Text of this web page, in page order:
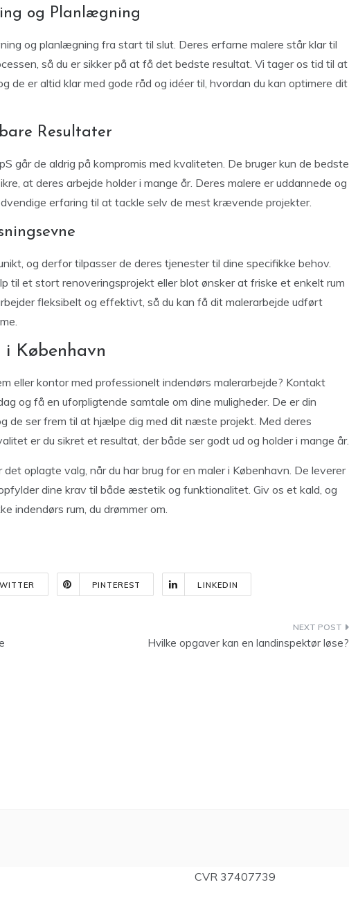
og Planlægning
og planlægning fra start til slut. Deres erfarne malere står klar til
så du er sikker på at få det bedste resultat. Vi tager os tid til at
de er altid klar med gode råd og idéer til, hvordan du kan optimere dit
Resultater
går de aldrig på kompromis med kvaliteten. De bruger kun de bedste
at deres arbejde holder i mange år. Deres malere er uddannede og
erfaring til at tackle selv de mest krævende projekter.
og derfor tilpasser de deres tjenester til dine specifikke behov.
til et stort renoveringsprojekt eller blot ønsker at friske et enkelt rum
fleksibelt og effektivt, så du kan få dit malerarbejde udført
København
eller kontor med professionelt indendørs malerarbejde? Kontakt
og få en uforpligtende samtale om dine muligheder. De er din
de ser frem til at hjælpe dig med dit næste projekt. Med deres
er du sikret et resultat, der både ser godt ud og holder i mange år.
oplagte valg, når du har brug for en maler i København. De leverer
dine krav til både æstetik og funktionalitet. Giv os et kald, og
indendørs rum, du drømmer om.
PINTEREST LINKEDIN
Hvilke opgaver kan en landinspektør løse?
CVR 37407739